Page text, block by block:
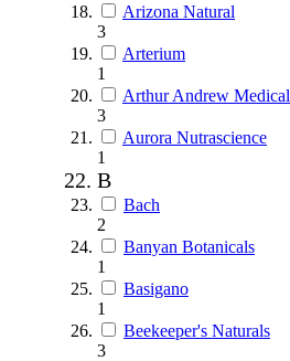
Arizona Natural
3
Arterium
1
Arthur Andrew Medical
3
Aurora Nutrascience
1
B
Bach
2
Banyan Botanicals
1
Basigano
1
Beekeeper's Naturals
3